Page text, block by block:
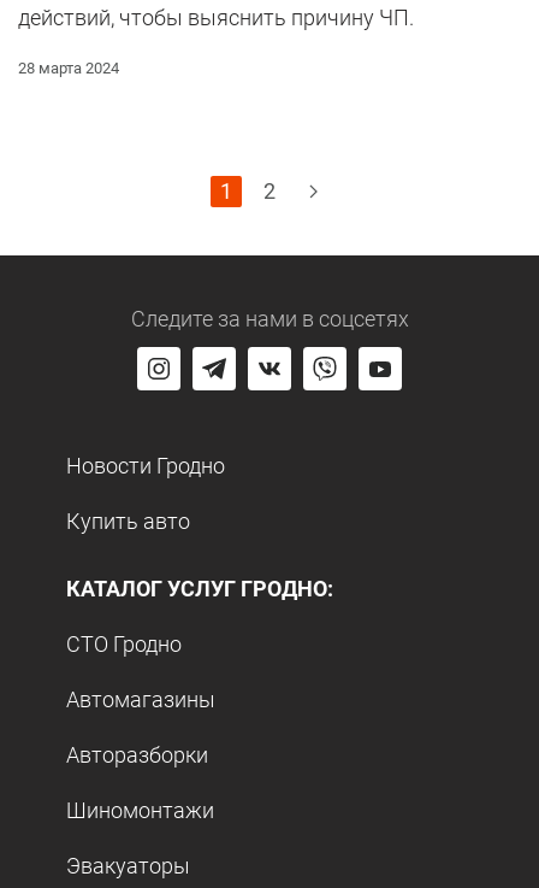
действий, чтобы выяснить причину ЧП.
28 марта 2024
1 2
Следите за нами в соцсетях
Новости Гродно
Купить авто
КАТАЛОГ УСЛУГ ГРОДНО:
СТО Гродно
Автомагазины
Авторазборки
Шиномонтажи
Эвакуаторы